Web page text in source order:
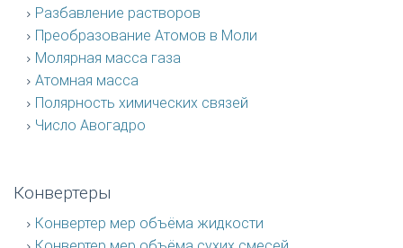
Разбавление растворов
Преобразование Атомов в Моли
Молярная масса газа
Атомная масса
Полярность химических связей
Число Авогадро
Конвертеры
Конвертер мер объёма жидкости